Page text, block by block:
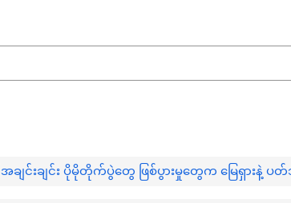
ျင်းချင်း ပိုမိုတိုက်ပွဲတွေ ဖြစ်ပွားမှုတွေက မြေရှားနဲ့